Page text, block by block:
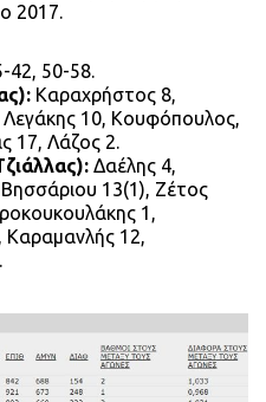
2017.
42, 50-58.
Καραχρήστος 8,
10, Κουφόπουλος,
17, Λάζος 2.
Δαέλης 4,
13(1), Ζέτος
1,
12,